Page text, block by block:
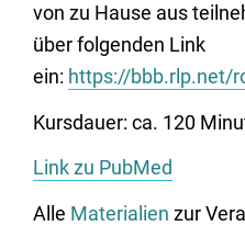
von zu Hause aus
über folgenden Link
ein: https://bbb.rlp.net/
Kursdauer: ca. 120
Link zu PubMed
Alle Materialien zur